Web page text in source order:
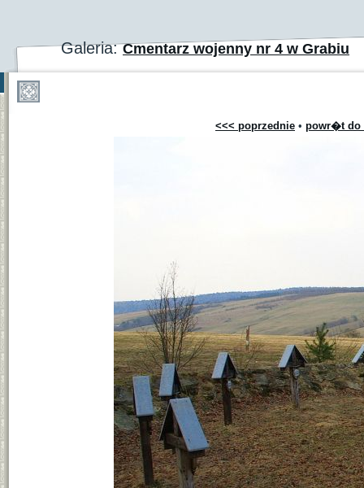
Galeria:Cmentarz wojenny nr 4 w Grabiu
<<< poprzednie • powr�t do